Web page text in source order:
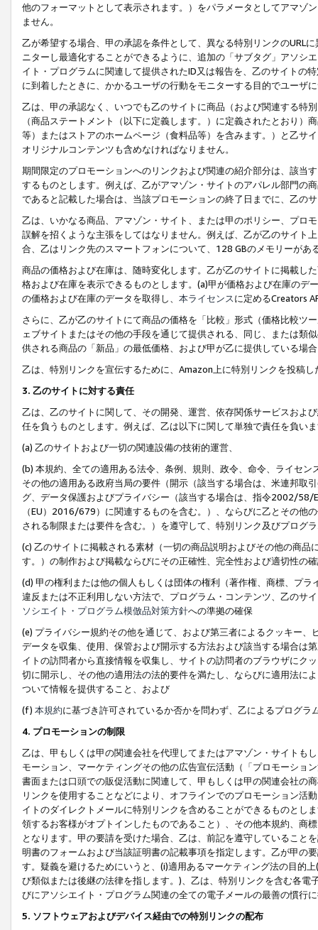
他のフォーマットとして表示されます。）をパラメータとしてアマゾ
ません。
乙が希望する場合、甲の承認を条件として、異なる特別リンクのURL
ニターし最適化することができるように、追加の「サブタグ」アソシ
イト・プログラムに関連して提供されたID又は報告を、乙のサイトの
に到着したときに、かかるユーザの行動をモニターする目的でユーザ
乙は、甲の承認なく、いつでも乙のサイトに商品（および関連する特
（商品ステートメント（以下に定義します。）に定義されたとおり
等）またはストアのホームページ（食料品等）を含みます。）と乙サ
オリジナルコンテンツも含めなければなりません。
期間限定のプロモーションへのリンクおよび関連の紹介部分は、該当
するものとします。例えば、乙がアマゾン・サイトのアパレル部門の
であると記載した場合は、当該プロモーションの終了日までに、乙の
乙は、いかなる商品、アマゾン・サイト、または甲のポリシー、プロ
誤解を招くような主張をしてはなりません。例えば、乙が乙のサイト
合、乙はリンク先のスマートフォンについて、128 GBのメモリーがあ
商品の価格および在庫は、随時変化します。乙が乙のサイトに掲載し
格および在庫を表示できるものとします。(a)甲が価格および在庫の
の価格および在庫のデータを取得し、 本ライセンスに定めるCreators
さらに、乙が乙のサイトにて商品の価格を「比較」形式（価格比較ツ
ェブサイトまたはその他の手段を通じて提供される、同じ、または類
供される商品の「新品」の最低価格、および甲が乙に提供している場
乙は、特別リンクを宣伝するために、Amazon上に特別リンクを投稿
3. 乙のサイトに対する責任
乙は、乙のサイトに関して、その開発、運営、依存関係サービスおよ
任を負うものとします。例えば、乙は以下に関して単独で責任を負い
(a) 乙のサイトおよび一切の関連設備の技術的運営、
(b) 本規約、全ての適用ある法令、条例、規則、政令、命令、ライセ
その他の適用ある政府当局の要件（開示（該当する場合は、米連邦取
グ、データ保護およびプライバシー（該当する場合は、指令2002/58/
（EU）2016/679）に関連するものを含む。）、ならびに乙とその他
される制限または要件を含む。）を遵守して、特別リンク及びプログ
(c) 乙のサイトに掲載される素材（一切の商品説明およびその他の商
す。）の制作および掲載ならびにその正確性、完全性および適切性の
(d) 甲の権利または他の個人もしくは団体の権利（著作権、商標、プ
違反または不正利用しない方法で、プログラム・コンテンツ、乙のサ
ソシエイト・プログラム模倣品対策方針への準拠の確保
(e) プライバシー規約その他を通じて、および第三者によるクッキー
データを収集、使用、保管および開示する方法および該当する場合は
イトの訪問者から直接情報を収集し、サイトの訪問者のブラウザにク
切に開示し、その他の適用法の法的要件を満たし、ならびに適用法に
ついて情報を提供すること、および
(f) 本規約に基づき許可されているか否かを問わず、乙によるプログ
4. プロモーションの制限
乙は、甲もしくは甲の関連会社を代理してまたはアマゾン・サイトも
モーション、マーケティングその他の広告宣伝活動（「プロモーショ
書面または口頭での販促活動に関連して、甲もしくは甲の関連会社の
リンクを使用することなどにより、オフラインでのプロモーション活
イトのダイレクトメールに特別リンクを含めることができるものとし
領するお客様がオプトインしたものであること）、その他本規約、商
となります。甲の要請を受けた場合、乙は、前記を遵守していること
明書のフォームおよび当該証明書の記載事項を指定します。乙が甲の
す。疑義を避けるためにいうと、(i)適用あるマーケティング法の目的
び類似または後継の法律を指します。)、乙は、特別リンクを含む各
びにアソシエイト・プログラム関連の全ての電子メールの最善の慣行
5. ソフトウェアおよびデバイス経由での特別リンクの配布